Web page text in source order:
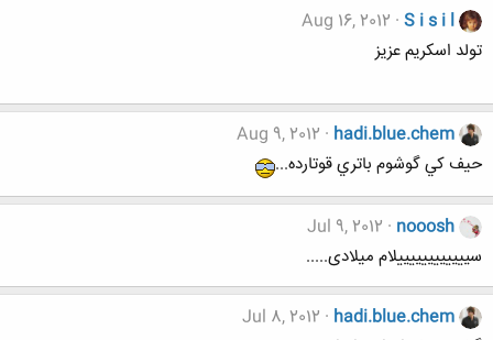
S i s i l
Aug 16, 2012
تولد اسکریم عزیز
hadi.blue.chem
Aug 9, 2012
حيف كي گوشوم باتري قوتارده...
nooosh
Jul 9, 2012
سییییییییییییلام میلادی.....
hadi.blue.chem
Jul 8, 2012